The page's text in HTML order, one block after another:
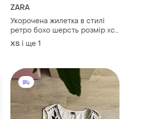
ZARA
Укорочена жилетка в стилі
ретро бохо шерсть розмір хс-
с zara
ХS і ще 1